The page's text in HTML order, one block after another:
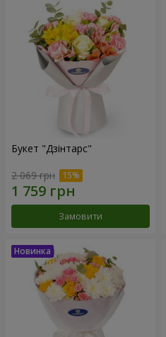
Букет "Дзінтарс"
2 069 грн
Замовити